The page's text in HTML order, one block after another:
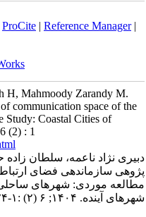
ProCite| Reference Manager|
H, Mahmoody Zarandy M.
communication space of the
Study: Coastal Cities of
(2) : 1
دبیری نژاد ناعمه، سلطان
پژوهی سازماندهی فضای
مطالعه موردی: شهرهای
شهرهای آینده. ۱۴۰۴; ۶ (۲) :۱-۲۴